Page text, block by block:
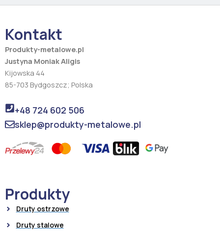
b
k
a
a
m
Kontakt
Produkty-metalowe.pl
Justyna Moniak Aligis
Kijowska 44
85-703 Bydgoszcz; Polska
+48 724 602 506
sklep@produkty-metalowe.pl
Produkty
Druty ostrzowe
Druty stalowe